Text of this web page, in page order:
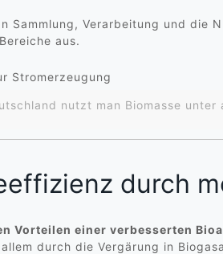
Sammlung, Verarbeitung und
aus.
nutzt man Biomasse
durch
Vorteilen einer verbesserten
durch die Vergärung in